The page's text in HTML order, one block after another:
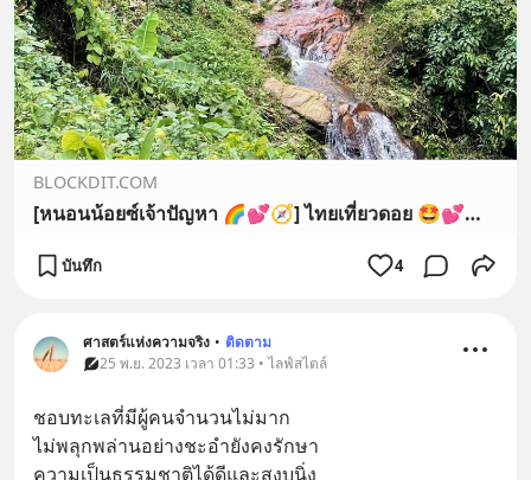
BLOCKDIT.COM
[หนอนน้อยซ์เจ้าปัญหา 🌈💕🧭] ไทยเที่ยวดอย 🤩💕🍀🦋☕
บันทึก 4
ศาสตร์แห่งความจริง • ติดตาม
25 พ.ย. 2023 เวลา 01:33 • ไลฟ์สไตล์
ชอบทะเลที่มีผู้คนจำนวนไม่มาก
ไม่พลุกพล่านอย่างชะอำยังคงรักษา
ความเป็นธรรมชาติได้ดีและสงบนิ่ง